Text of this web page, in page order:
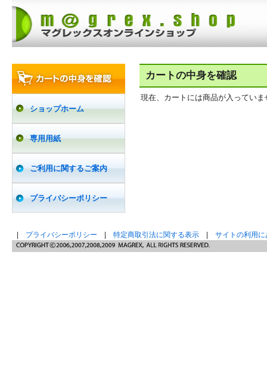
ショップホーム
専用用紙
ご利用に関するご案内
プライバシーポリシー
カートの中身を確認
現在、カートには商品が入っていま
プライバシーポリシー 特定商取引法に関する表示 サイトの利用に